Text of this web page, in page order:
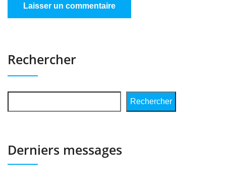
Rechercher
Rechercher
Derniers messages